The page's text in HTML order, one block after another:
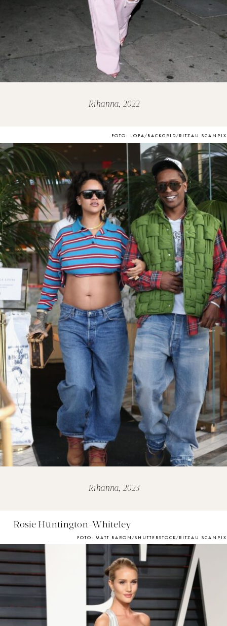
Rihanna, 2022
FOTO: LOFA/BACKGRID/RITZAU SCANPIX
Rihanna, 2023
Rosie Huntington-Whiteley
FOTO: MATT BARON/SHUTTERSTOCK/RITZAU SCANPIX